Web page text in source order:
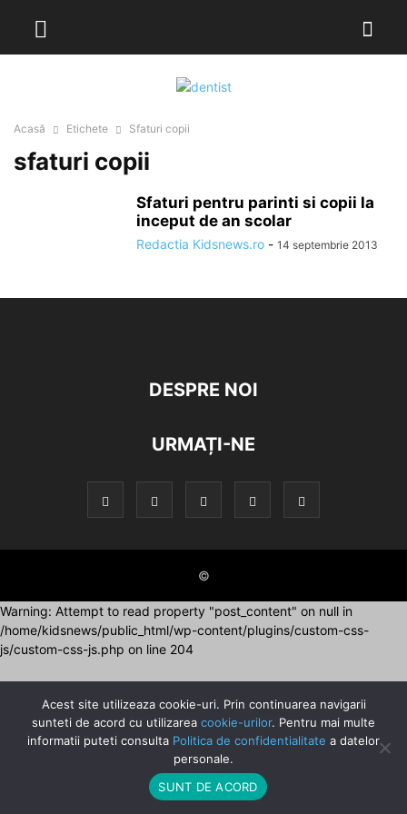
Acasă Etichete Sfaturi copii
sfaturi copii
Sfaturi pentru parinti si copii la
inceput de an scolar
Redactia Kidsnews.ro - 14 septembrie 2013
DESPRE NOI
URMAȚI-NE
©
Warning: Attempt to read property "post_content" on null in
/home/kidsnews/public_html/wp-content/plugins/custom-css-
js/custom-css-js.php on line 204
Acest site utilizeaza cookie-uri. Prin continuarea navigarii
sunteti de acord cu utilizarea cookie-urilor. Pentru mai multe
informatii puteti consulta Politica de confidentialitate a datelor
personale.
SUNT DE ACORD